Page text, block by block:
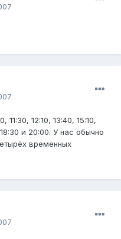
12:10, 13:40, 15:10,
и 20:00. У нас обычно
временных